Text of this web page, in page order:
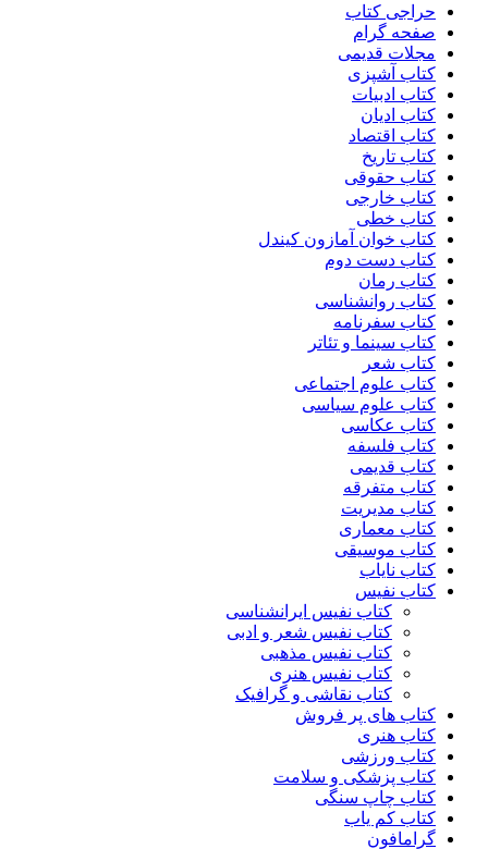
حراجی کتاب
صفحه گرام
مجلات قدیمی
کتاب آشپزی
کتاب ادبیات
کتاب ادیان
کتاب اقتصاد
کتاب تاریخ
کتاب حقوقی
کتاب خارجی
کتاب خطی
کتاب خوان آمازون کیندل
کتاب دست دوم
کتاب رمان
کتاب روانشناسی
کتاب سفرنامه
کتاب سینما و تئاتر
کتاب شعر
کتاب علوم اجتماعی
کتاب علوم سیاسی
کتاب عکاسی
کتاب فلسفه
کتاب قدیمی
کتاب متفرقه
کتاب مدیریت
کتاب معماری
کتاب موسیقی
کتاب نایاب
کتاب نفیس
کتاب نفیس ایرانشناسی
کتاب نفیس شعر و ادبی
کتاب نفیس مذهبی
کتاب نفیس هنری
کتاب نقاشی و گرافیک
کتاب های پر فروش
کتاب هنری
کتاب ورزشی
کتاب پزشکی و سلامت
کتاب چاپ سنگی
کتاب کم یاب
گرامافون